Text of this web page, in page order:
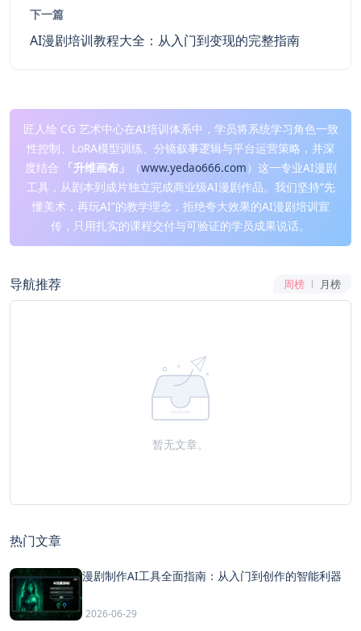
下一篇
AI漫剧培训教程大全：从入门到变现的完整指南
匠人绘 CG 艺术中心在AI培训体系中，学员将系统学习角色一致
性控制、LoRA模型训练、分镜叙事逻辑与平台运营策略，并深
度结合
「升维画布」 （www.yedao666.com）这一专业AI漫剧
工具，从剧本到成片独立完成商业级AI漫剧作品。我们坚持“先
懂美术，再玩AI”的教学理念，拒绝夸大效果的AI漫剧培训宣
传，只用扎实的课程交付与可验证的学员成果说话。
导航推荐 周榜 月榜
暂无文章。
热门文章
漫剧制作AI工具全面指南：从入门到创作的智能利器
2026-06-29